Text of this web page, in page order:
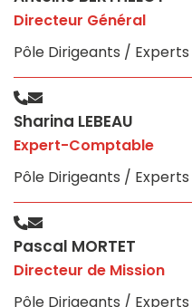
Juridique d’entreprise
Accompagnement RH
Directeur Général
Pôle Dirigeants / Experts
Sharina LEBEAU
Expert-Comptable
Pôle Dirigeants / Experts
Pascal MORTET
Directeur de Mission
Pôle Dirigeants / Experts